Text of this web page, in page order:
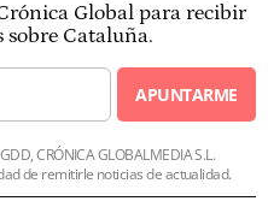
Global para recibir
Cataluña.
APUNTARME
CRÓNICA GLOBALMEDIA S.L.
de remitirle noticias de actualidad.